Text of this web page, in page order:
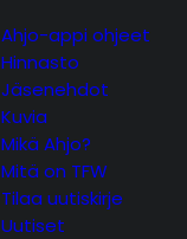
Ahjo-appi ohjeet
Hinnasto
Jäsenehdot
Kuvia
Mikä Ahjo?
Mitä on TFW
Tilaa uutiskirje
Uutiset